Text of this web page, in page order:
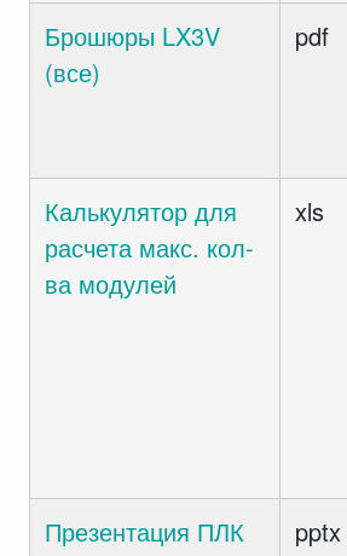
Брошюры LX3V
(все)
pdf
Калькулятор для
расчета макс. кол-
ва модулей
xls
Презентация ПЛК
pptx